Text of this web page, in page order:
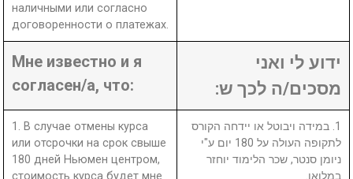
наличными или согласно
договоренности о платежах.
Мне известно и я
согласен/а, что:
ידוע לי ואני
מסכים/ה לכך ש:
1. В случае отмены курса
или отсрочки на срок свыше
180 дней Ньюмен центром,
стоимость курса будет мне
1. במידה ויבוטל או יידחה הקורס
לתקופה העולה על 180 יום ע"י
ניומן סנטר, שכר הלימוד יוחזר
במלואו.